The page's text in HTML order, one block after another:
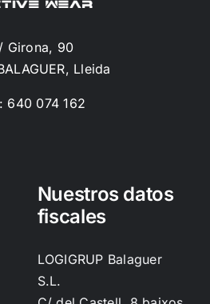
Girona, 90
Lleida
640 074 162
Nuestros datos
fiscales
LOGIGRUP Balaguer
S.L.